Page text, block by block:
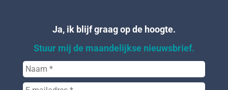
Ja, ik blijf graag op de hoogte.
Stuur mij de maandelijkse nieuwsbrief.